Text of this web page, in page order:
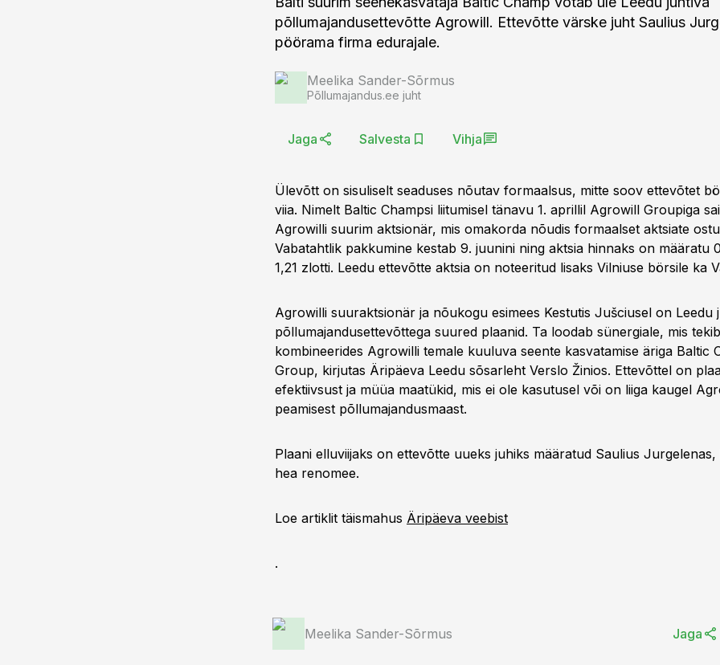
põllumajandusettevõtte Agrowill. Ettevõtte värske juht Saulius
pöörama firma edurajale.
Meelika Sander-Sõrmus
Põllumajandus.ee juht
Jaga Salvesta Vihja
Ülevõtt on sisuliselt seaduses nõutav formaalsus, mitte soov ettevõtet
viia. Nimelt Baltic Champsi liitumisel tänavu 1. aprillil Agrowill Groupiga
Agrowilli suurim aktsionär, mis omakorda nõudis formaalset aktsiate
Vabatahtlik pakkumine kestab 9. juunini ning aktsia hinnaks on määratu
1,21 zlotti. Leedu ettevõtte aktsia on noteeritud lisaks Vilniuse börsile ka
Agrowilli suuraktsionär ja nõukogu esimees Kestutis Jušciusel on Leedu
põllumajandusettevõttega suured plaanid. Ta loodab sünergiale, mis tekib
kombineerides Agrowilli temale kuuluva seente kasvatamise äriga Baltic
Group, kirjutas Äripäeva Leedu sõsarleht Verslo Žinios. Ettevõttel on
efektiivsust ja müüa maatükid, mis ei ole kasutusel või on liiga kaugel
peamisest põllumajandusmaast.
Plaani elluviijaks on ettevõtte uueks juhiks määratud Saulius Jurgelenas,
hea renomee.
Loe artiklit täismahus Äripäeva veebist
.
Meelika Sander-Sõrmus Jaga